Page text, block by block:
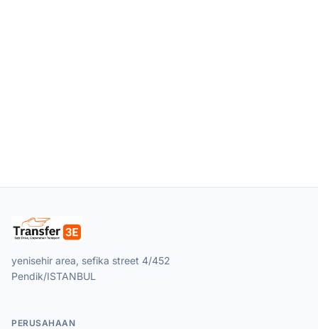
yenisehir area, sefika street 4/452
Pendik/ISTANBUL
PERUSAHAAN